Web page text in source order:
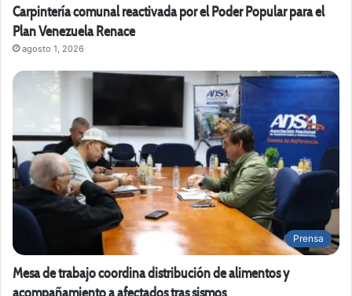
Carpintería comunal reactivada por el Poder Popular para el
Plan Venezuela Renace
agosto 1, 2026
Prensa
Mesa de trabajo coordina distribución de alimentos y
acompañamiento a afectados tras sismos